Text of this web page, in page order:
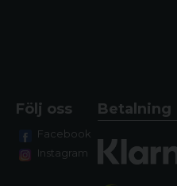
Följ oss
Facebook
Instagram
Betalning